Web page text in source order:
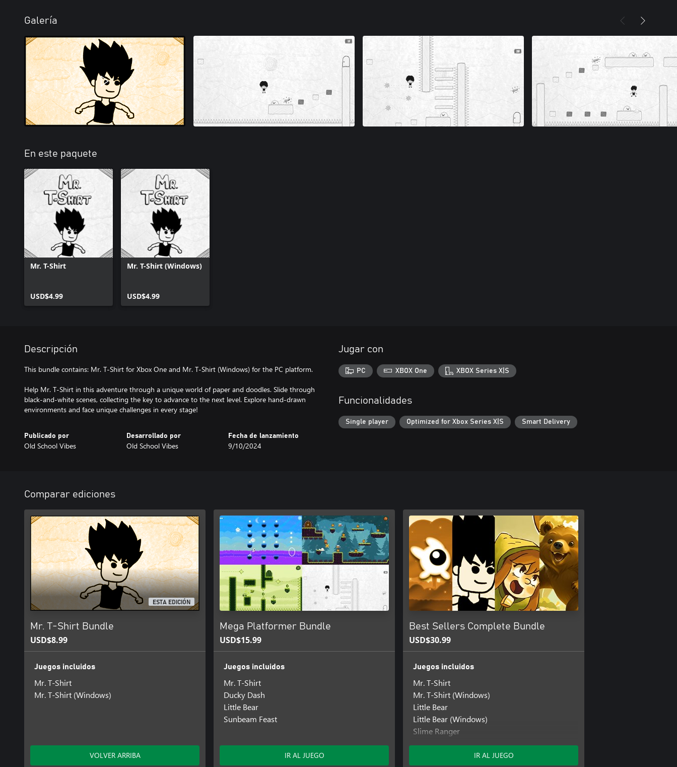
Galería
En este paquete
Mr. T-Shirt
USD$4.99
Mr. T-Shirt (Windows)
USD$4.99
Descripción
This bundle contains: Mr. T-Shirt for Xbox One and Mr. T-Shirt (Windows) for the PC platform.
Help Mr. T-Shirt in this adventure through a unique world of paper and doodles. Slide through
black-and-white scenes, collecting the key to advance to the next level. Explore hand-drawn
environments and face unique challenges in every stage!
Publicado por
Old School Vibes
Desarrollado por
Old School Vibes
Fecha de lanzamiento
9/10/2024
Jugar con
PC XBOX One XBOX Series X|S
Funcionalidades
Single player Optimized for Xbox Series X|S Smart Delivery
Comparar ediciones
ESTA EDICIÓN
Mr. T-Shirt Bundle
USD$8.99
Juegos incluidos
Mr. T-Shirt
Mr. T-Shirt (Windows)
VOLVER ARRIBA
Mega Platformer Bundle
USD$15.99
Juegos incluidos
Mr. T-Shirt
Ducky Dash
Little Bear
Sunbeam Feast
IR AL JUEGO
Best Sellers Complete Bundle
USD$30.99
Juegos incluidos
Mr. T-Shirt
Mr. T-Shirt (Windows)
Little Bear
Little Bear (Windows)
Slime Ranger
Slime Ranger (Windows)
IR AL JUEGO